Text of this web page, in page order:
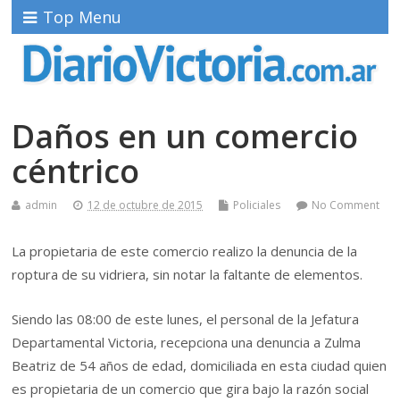
Top Menu
Daños en un comercio
céntrico
admin 12 de octubre de 2015 Policiales No Comment
La propietaria de este comercio realizo la denuncia de la
roptura de su vidriera, sin notar la faltante de elementos.
Siendo las 08:00 de este lunes, el personal de la Jefatura
Departamental Victoria, recepciona una denuncia a Zulma
Beatriz de 54 años de edad, domiciliada en esta ciudad quien
es propietaria de un comercio que gira bajo la razón social